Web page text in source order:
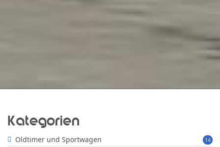
Kategorien
14
Oldtimer und Sportwagen